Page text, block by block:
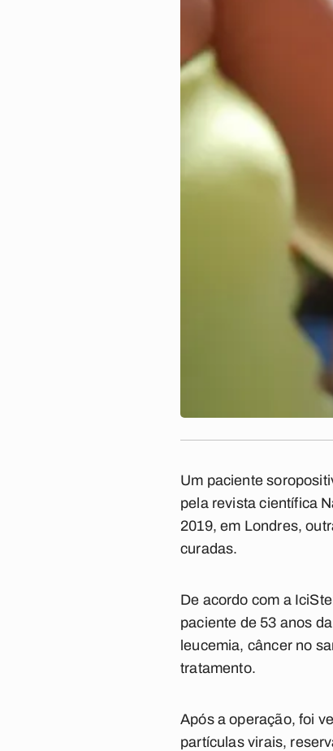
Um paciente
pela revista científica
2019, em Londres,
curadas.
De acordo com a
paciente de 53 anos
leucemia, câncer no
tratamento.
Após a operação, foi
partículas virais,